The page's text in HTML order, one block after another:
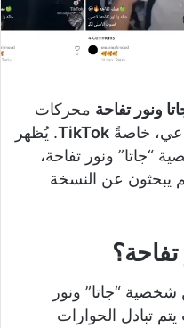
ونور تفاحة محركات
خاصةً TikTok. يُظهر
“جاتا” ونور تفاحة،
يبحثون عن النسخة
تفاحة؟
“جاتا” ونور
تبادل الحوارات